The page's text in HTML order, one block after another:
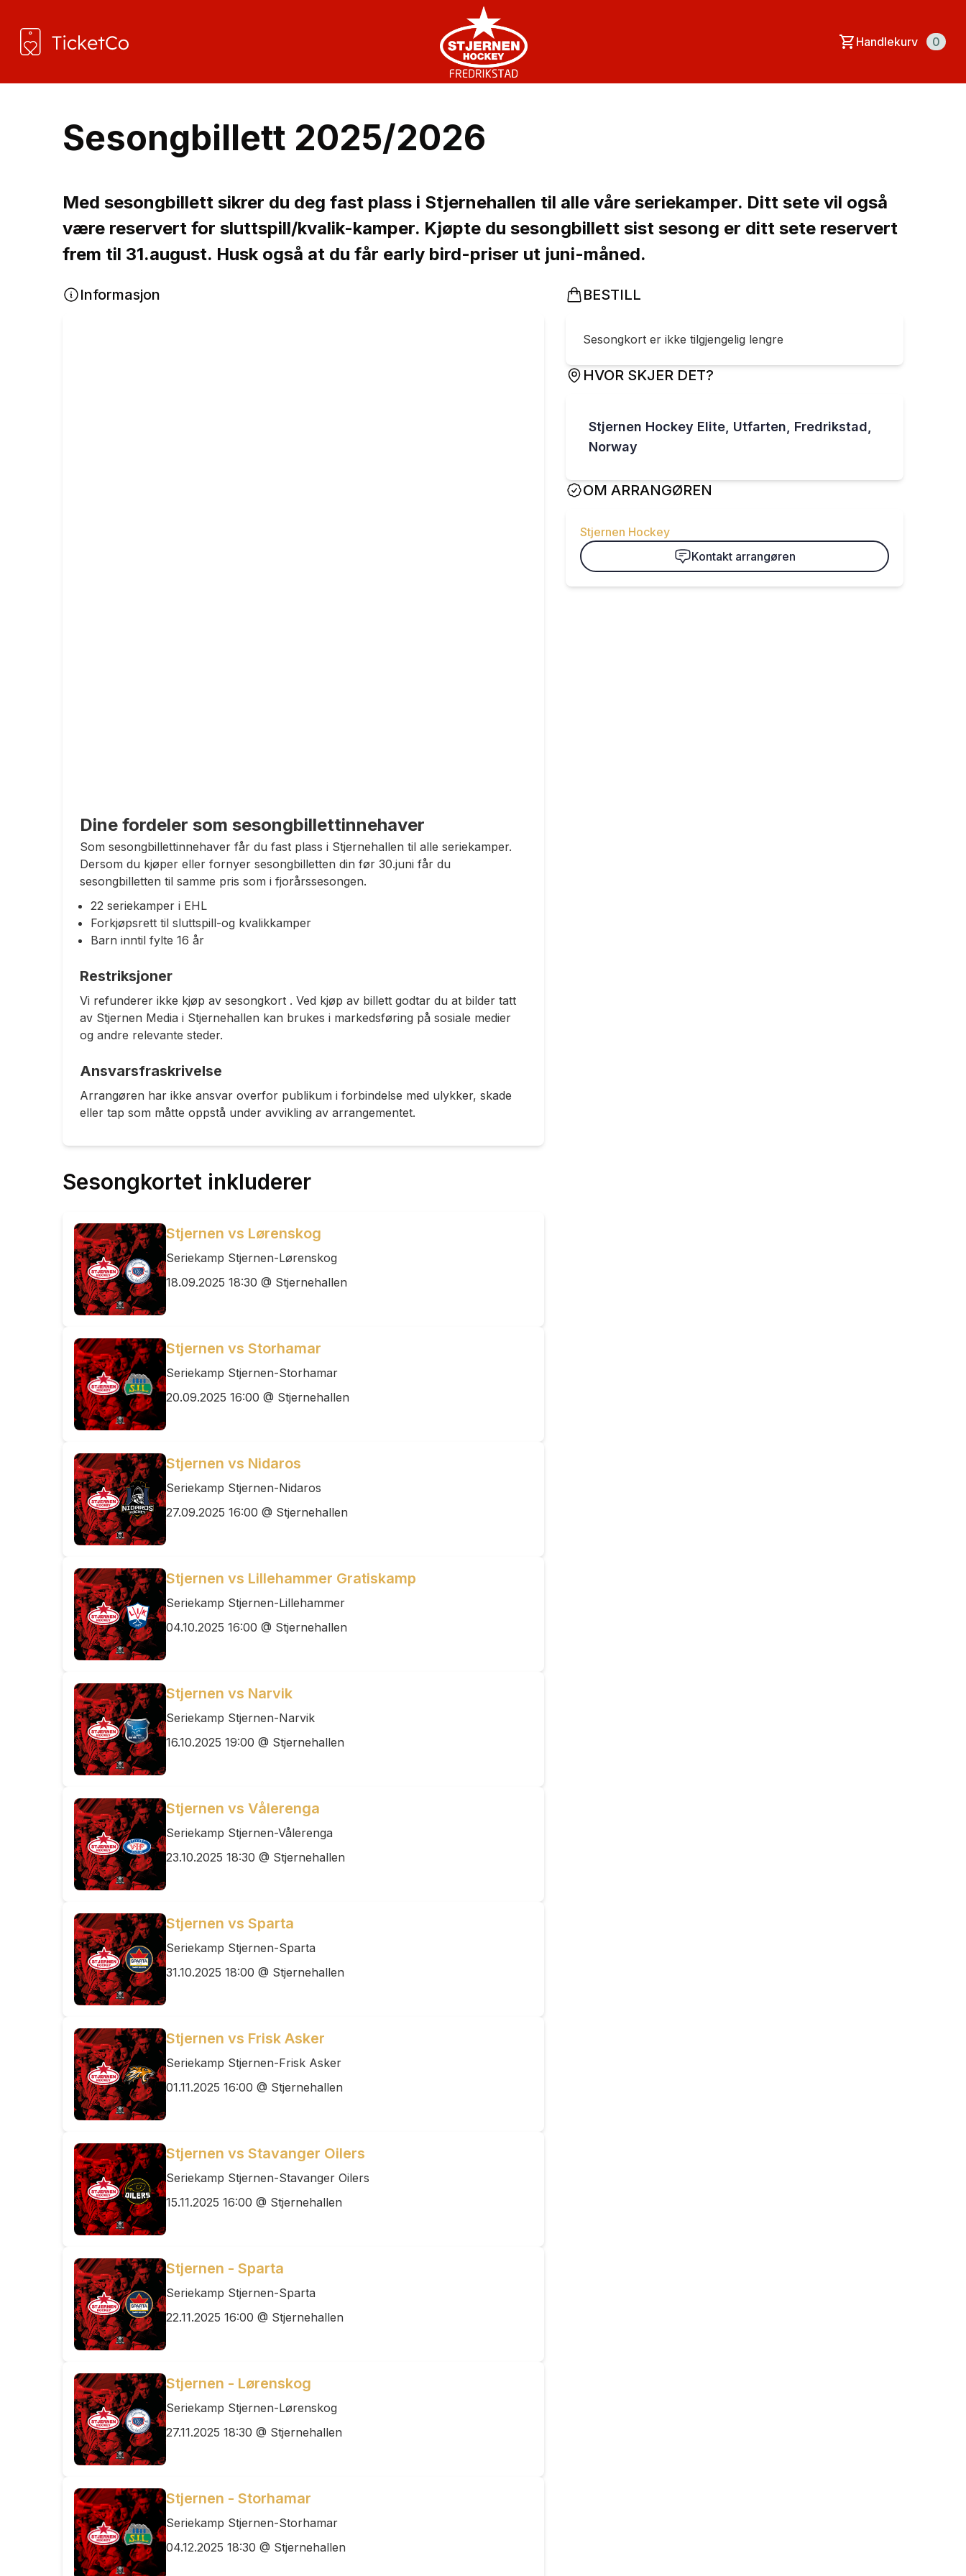
Handlekurv 0
Sesongbillett 2025/2026
Med sesongbillett sikrer du deg fast plass i Stjernehallen til alle våre seriekamper. Ditt sete vil også
være reservert for sluttspill/kvalik-kamper. Kjøpte du sesongbillett sist sesong er ditt sete reservert
frem til 31.august. Husk også at du får early bird-priser ut juni-måned.
Informasjon
Dine fordeler som sesongbillettinnehaver
Som sesongbillettinnehaver får du fast plass i Stjernehallen til alle seriekamper.
Dersom du kjøper eller fornyer sesongbilletten din før 30.juni får du
sesongbilletten til samme pris som i fjorårssesongen.
22 seriekamper i EHL
Forkjøpsrett til sluttspill-og kvalikkamper
Barn inntil fylte 16 år
Restriksjoner
Vi refunderer ikke kjøp av sesongkort . Ved kjøp av billett godtar du at bilder tatt
av Stjernen Media i Stjernehallen kan brukes i markedsføring på sosiale medier
og andre relevante steder.
Ansvarsfraskrivelse
Arrangøren har ikke ansvar overfor publikum i forbindelse med ulykker, skade
eller tap som måtte oppstå under avvikling av arrangementet.
Sesongkortet inkluderer
Stjernen vs Lørenskog
Seriekamp Stjernen-Lørenskog
18.09.2025 18:30 @ Stjernehallen
Stjernen vs Storhamar
Seriekamp Stjernen-Storhamar
20.09.2025 16:00 @ Stjernehallen
Stjernen vs Nidaros
Seriekamp Stjernen-Nidaros
27.09.2025 16:00 @ Stjernehallen
Stjernen vs Lillehammer Gratiskamp
Seriekamp Stjernen-Lillehammer
04.10.2025 16:00 @ Stjernehallen
Stjernen vs Narvik
Seriekamp Stjernen-Narvik
16.10.2025 19:00 @ Stjernehallen
Stjernen vs Vålerenga
Seriekamp Stjernen-Vålerenga
23.10.2025 18:30 @ Stjernehallen
Stjernen vs Sparta
Seriekamp Stjernen-Sparta
31.10.2025 18:00 @ Stjernehallen
Stjernen vs Frisk Asker
Seriekamp Stjernen-Frisk Asker
01.11.2025 16:00 @ Stjernehallen
Stjernen vs Stavanger Oilers
Seriekamp Stjernen-Stavanger Oilers
15.11.2025 16:00 @ Stjernehallen
Stjernen - Sparta
Seriekamp Stjernen-Sparta
22.11.2025 16:00 @ Stjernehallen
Stjernen - Lørenskog
Seriekamp Stjernen-Lørenskog
27.11.2025 18:30 @ Stjernehallen
Stjernen - Storhamar
Seriekamp Stjernen-Storhamar
04.12.2025 18:30 @ Stjernehallen
BESTILL
Sesongkort er ikke tilgjengelig lengre
HVOR SKJER DET?
Stjernen Hockey Elite, Utfarten, Fredrikstad,
Norway
OM ARRANGØREN
Stjernen Hockey
Kontakt arrangøren